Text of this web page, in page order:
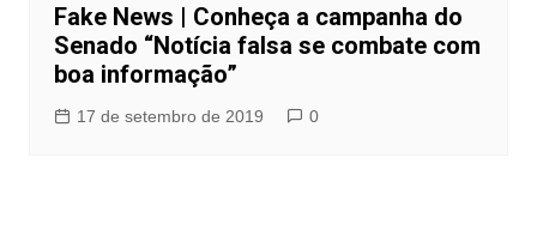
Fake News | Conheça a campanha do
Senado “Notícia falsa se combate com
boa informação”
17 de setembro de 2019 0